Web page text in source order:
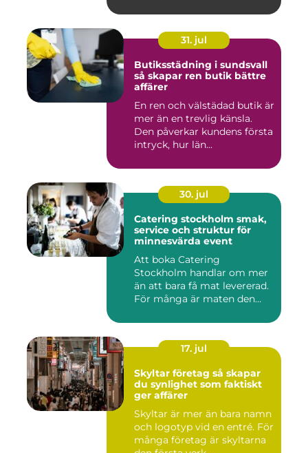
31. jul
Butiksstädning i sundsvall
så skapar ren butik bättre
affärer
En ren och välstädad butik är
mer än en trevlig känsla.
Den påverkar kundens första
intryck, hur län...
30. jul
Catering stockholm smak,
service och struktur för
minnesvärda event
Att boka Catering
Stockholm handlar om mer
än att bara få mat levererad.
För många är maten den
17. jul
Skyltar företag så skapar
du synlighet som faktiskt
ger affärer
Skyltar är mer än bara namn
och logotyp vid en entré. För
många företag är skyltarna